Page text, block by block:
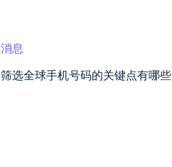
消息
筛选全球手机号码的关键点有哪